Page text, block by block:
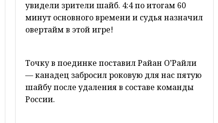
увидели зрители шайб. 4:4 по итогам 60
минут основного времени и судья назначил
овертайм в этой игре!
Точку в поединке поставил Райан О’Райли
— канадец забросил роковую для нас пятую
шайбу после удаления в составе команды
России.